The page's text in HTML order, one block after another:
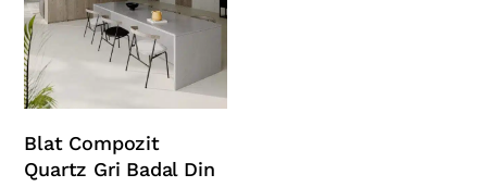
Blat Compozit
Quartz Gri Badal Din